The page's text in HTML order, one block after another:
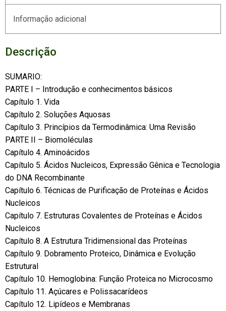
Informação adicional
Descrição
SUMARIO:
PARTE I – Introdução e conhecimentos básicos
Capítulo 1. Vida
Capítulo 2. Soluções Aquosas
Capítulo 3. Princípios da Termodinâmica: Uma Revisão
PARTE II – Biomoléculas
Capítulo 4. Aminoácidos
Capítulo 5. Ácidos Nucleicos, Expressão Gênica e Tecnologia
do DNA Recombinante
Capítulo 6. Técnicas de Purificação de Proteínas e Ácidos
Nucleicos
Capítulo 7. Estruturas Covalentes de Proteínas e Ácidos
Nucleicos
Capítulo 8. A Estrutura Tridimensional das Proteínas
Capítulo 9. Dobramento Proteico, Dinâmica e Evolução
Estrutural
Capítulo 10. Hemoglobina: Função Proteica no Microcosmo
Capítulo 11. Açúcares e Polissacarídeos
Capítulo 12. Lipídeos e Membranas